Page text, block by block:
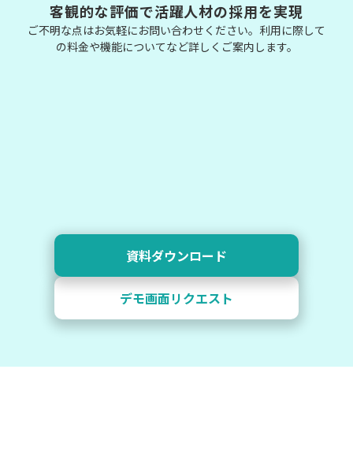
客観的な評価で活躍人材の採用を実現
ご不明な点はお気軽にお問い合わせください。利用に際して
の料金や機能についてなど詳しくご案内します。
デモ画面リクエスト
資料ダウンロード